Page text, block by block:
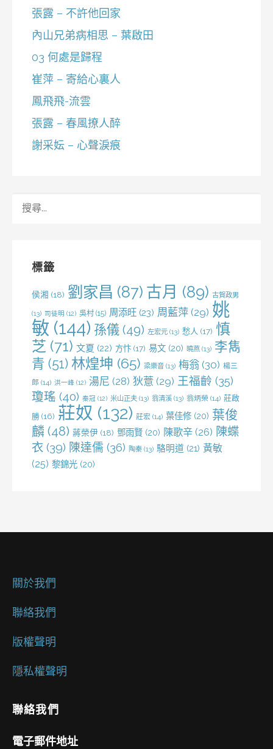
張露 – 不許他回家
內山兄弟病相思 – 葉啟田
03 何處是歸程
崔萍 – 寄給心裏人
鳳飛飛-流雲
張露 – 春風撩人醉
謝采妘 – 心聲淚痕
標籤
侯湘 (18) 劉家昌 (87) 古月 (89) 古賀政男
(13) 司徒明 (12) 吳村 (15) 周添旺 (23) 周藍萍 (29) 姚
敏 (144) 孫儀 (49) 左宏元 (13) 愁人 (17) 慎
芝 (71) 文夏 (22) 方忭 (17) 易文 (20) 曉燕 (13) 李雋
青 (51) 林煌坤 (65) 梁樂音 (13) 梅翁 (30) 楊三
郎 (14) 洪一峰 (12) 湯尼 (28) 狄薏 (29) 王福齡 (35)
瓊瑤 (40) 秦冠 (12) 米山正夫 (13) 翁清溪 (13) 翁炳榮 (14) 莊啟
勝 (16) 莊奴 (132) 莊宏 (14) 葉佳修 (20) 葉俊
麟 (48) 蔣榮伊 (18) 鄧雨賢 (20) 陳歌辛 (26) 陳蝶
衣 (39) 陳達儒 (36) 陶秦 (13) 駱明道 (21) 黃敏
(25) 黎錦光 (20)
關於我們
聯絡我們
版權聲明
隱私權聲明
聯絡我們
電子郵件地址